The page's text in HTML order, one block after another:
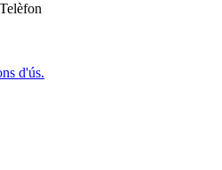
Telèfon
d'ús.